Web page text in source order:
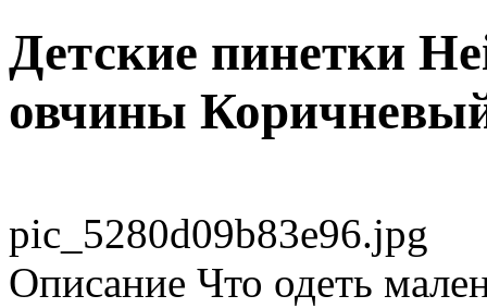
Детские пинетки
овчины
pic_5280d09b83e96.jpg
Описание Что одеть